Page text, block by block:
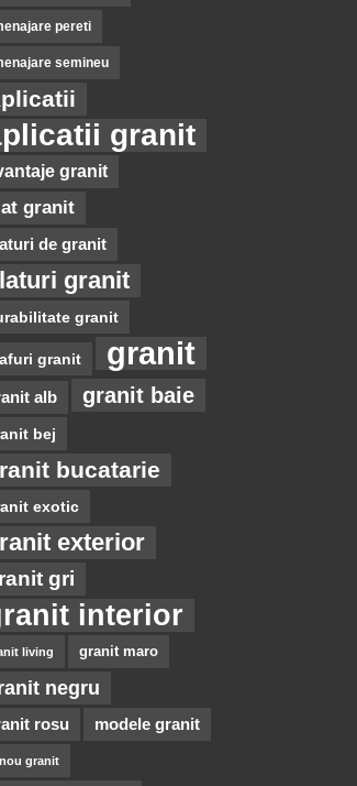
pereti
semineu
granit
granit
granit
de granit
granit
granit
granit granit
alb granit baie
bej
bucatarie
exotic
exterior
gri
interior
living granit maro
negru
rosu modele granit
granit